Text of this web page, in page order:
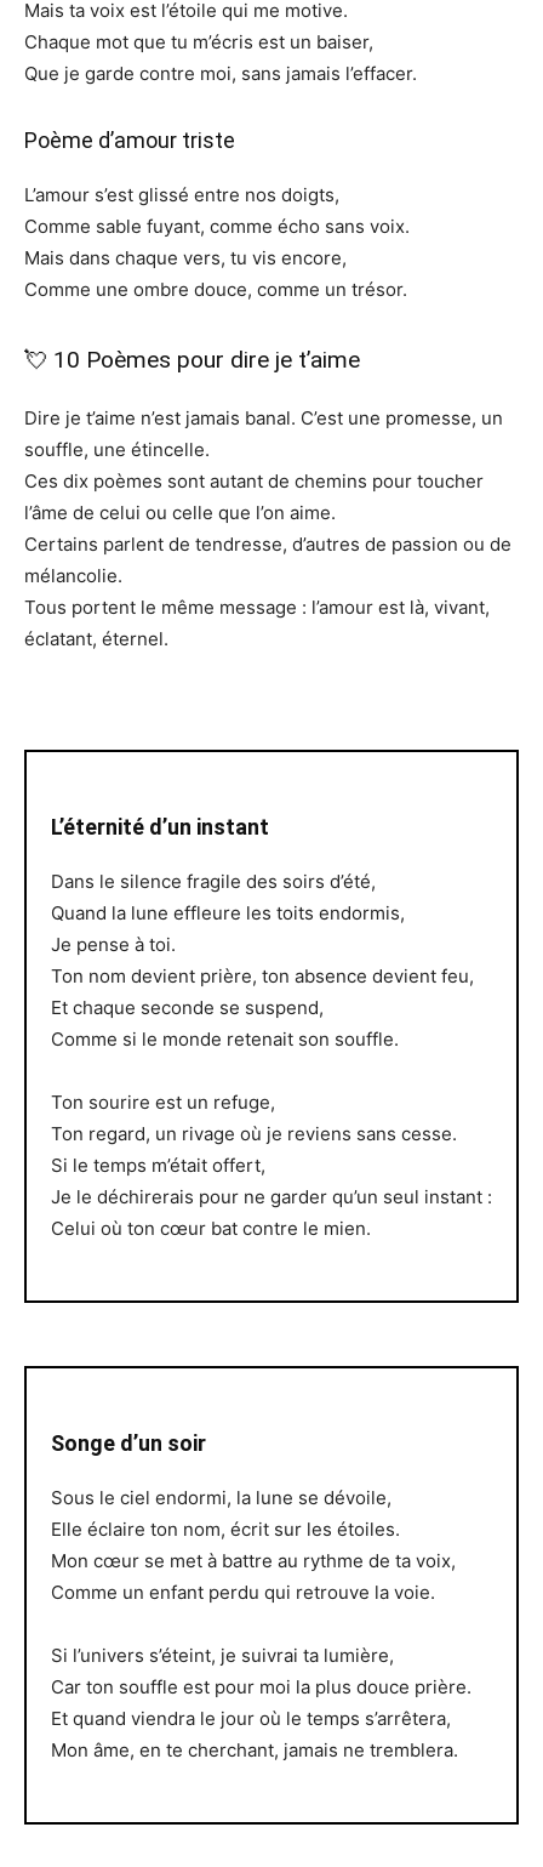
Mais ta voix est l’étoile qui me motive.
Chaque mot que tu m’écris est un baiser,
Que je garde contre moi, sans jamais l’effacer.
Poème d’amour triste
L’amour s’est glissé entre nos doigts,
Comme sable fuyant, comme écho sans voix.
Mais dans chaque vers, tu vis encore,
Comme une ombre douce, comme un trésor.
💘 10 Poèmes pour dire je t’aime
Dire je t’aime n’est jamais banal. C’est une promesse, un
souffle, une étincelle.
Ces dix poèmes sont autant de chemins pour toucher
l’âme de celui ou celle que l’on aime.
Certains parlent de tendresse, d’autres de passion ou de
mélancolie.
Tous portent le même message : l’amour est là, vivant,
éclatant, éternel.
L’éternité d’un instant
Dans le silence fragile des soirs d’été,
Quand la lune effleure les toits endormis,
Je pense à toi.
Ton nom devient prière, ton absence devient feu,
Et chaque seconde se suspend,
Comme si le monde retenait son souffle.
Ton sourire est un refuge,
Ton regard, un rivage où je reviens sans cesse.
Si le temps m’était offert,
Je le déchirerais pour ne garder qu’un seul instant :
Celui où ton cœur bat contre le mien.
Songe d’un soir
Sous le ciel endormi, la lune se dévoile,
Elle éclaire ton nom, écrit sur les étoiles.
Mon cœur se met à battre au rythme de ta voix,
Comme un enfant perdu qui retrouve la voie.
Si l’univers s’éteint, je suivrai ta lumière,
Car ton souffle est pour moi la plus douce prière.
Et quand viendra le jour où le temps s’arrêtera,
Mon âme, en te cherchant, jamais ne tremblera.